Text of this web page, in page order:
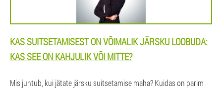
KAS SUITSETAMISEST ON VÕIMALIK JÄRSKU LOOBUDA:
KAS SEE ON KAHJULIK VÕI MITTE?
Mis juhtub, kui jätate järsku suitsetamise maha? Kuidas on parim